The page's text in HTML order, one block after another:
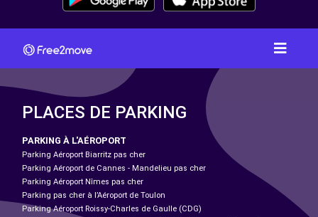
PLACES DE PARKING
PARKING À L'AÉROPORT
Parking Aéroport Biarritz pas cher
Parking Aéroport de Cannes - Mandelieu pas cher
Parking Aéroport Nîmes pas cher
Parking pas cher à l’Aéroport de Toulon
Parking Aéroport Roissy-Charles de Gaulle (CDG)